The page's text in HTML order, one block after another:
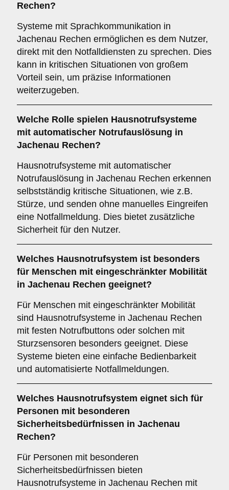
Rechen?
Systeme mit Sprachkommunikation in
Jachenau Rechen ermöglichen es dem Nutzer,
direkt mit den Notfalldiensten zu sprechen. Dies
kann in kritischen Situationen von großem
Vorteil sein, um präzise Informationen
weiterzugeben.
Welche Rolle spielen Hausnotrufsysteme
mit automatischer Notrufauslösung in
Jachenau Rechen?
Hausnotrufsysteme mit automatischer
Notrufauslösung in Jachenau Rechen erkennen
selbstständig kritische Situationen, wie z.B.
Stürze, und senden ohne manuelles Eingreifen
eine Notfallmeldung. Dies bietet zusätzliche
Sicherheit für den Nutzer.
Welches Hausnotrufsystem ist besonders
für Menschen mit eingeschränkter Mobilität
in Jachenau Rechen geeignet?
Für Menschen mit eingeschränkter Mobilität
sind Hausnotrufsysteme in Jachenau Rechen
mit festen Notrufbuttons oder solchen mit
Sturzsensoren besonders geeignet. Diese
Systeme bieten eine einfache Bedienbarkeit
und automatisierte Notfallmeldungen.
Welches Hausnotrufsystem eignet sich für
Personen mit besonderen
Sicherheitsbedürfnissen in Jachenau
Rechen?
Für Personen mit besonderen
Sicherheitsbedürfnissen bieten
Hausnotrufsysteme in Jachenau Rechen mit